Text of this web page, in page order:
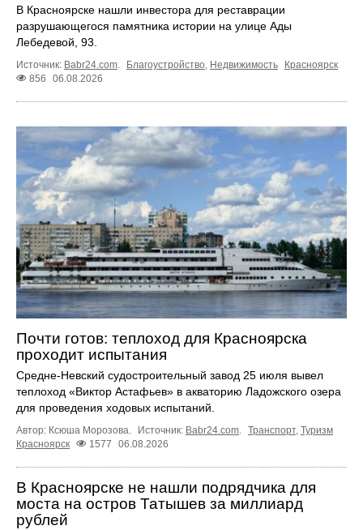
В Красноярске нашли инвестора для реставрации
разрушающегося памятника истории на улице Ады
Лебедевой, 93.
Источник: Babr24.com. Благоустройство, Недвижимость
Красноярск
856
06.08.2026
Почти готов: теплоход для Красноярска
проходит испытания
Средне-Невский судостроительный завод 25 июля вывел
теплоход «Виктор Астафьев» в акваторию Ладожского озера
для проведения ходовых испытаний.
Автор: Ксюша Морозова. Источник: Babr24.com. Транспорт, Туризм
Красноярск
1577 06.08.2026
В Красноярске не нашли подрядчика для
моста на остров Татышев за миллиард
рублей